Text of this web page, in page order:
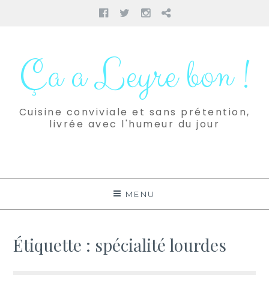
Facebook
TwitterInstagram
Pinterest
contenuÇa a Leyre bon !
Cuisine conviviale et sans prétention,
livrée avec l'humeur du jour
MENU
Étiquette : spécialité lourdes